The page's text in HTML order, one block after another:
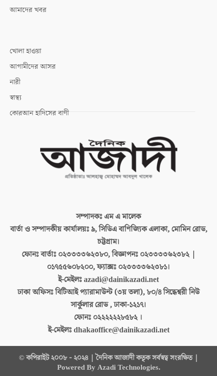
আমাদের খবর
খোলা হাওয়া
আগামীদের আসর
নারী
স্বাস্থ্য
কোরআন হাদিসের বাণী
সম্পাদকঃএম এ মালেক
বার্তা ও সম্পাদকীয় কার্যালয়ঃ৯, সিডিএ বাণিজ্যিক এলাকা, মোমিন রোড,
চট্টগ্রাম।
ফোনঃ বার্তাঃ ০২৩৩৩৩৬২৩৮০, বিজ্ঞাপনঃ ০২৩৩৩৩৬২৩৮২ |
০১৭৫৫৬০৮২০০, ফ্যাক্সঃ ০২৩৩৩৩৬২৩৮১।
ই-মেইলঃazadi@dainikazadi.net
ঢাকা অফিসঃবিটিআই প্যারামাউন্ট (৩য় তলা), ৮০/৪ সিদ্ধেশ্বরী নিউ
সার্কুলার রোড , ঢাকা-১২১৭।
ফোনঃ ০২২২২২২৮৫৮২ ।
ই-মেইলঃdhakaoffice@dainikazadi.net
© কপিরাইট ২০০৮ - ২০২৪ | দৈনিক আজাদী কতৃক সর্বস্বত্ব সংরক্ষিত |
Powered By Azadi Technologies.